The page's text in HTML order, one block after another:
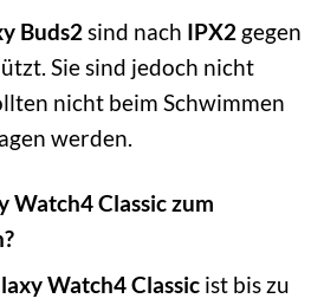
Buds2 sind nach IPX2 gegen
Sie sind jedoch nicht
nicht beim Schwimmen
werden.
Watch4 Classic zum
Watch4 Classic ist bis zu